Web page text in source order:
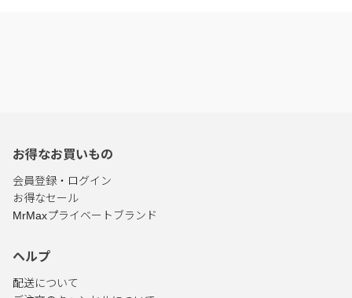
お得なお買いもの
会員登録・ログイン
お得なセール
MrMaxプライベートブランド
ヘルプ
配送について